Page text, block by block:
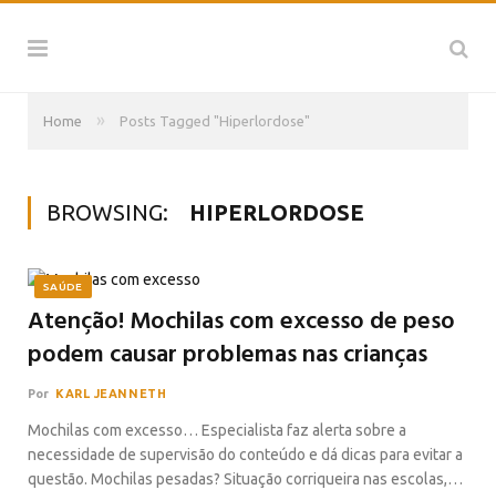
Home » Posts Tagged "Hiperlordose"
BROWSING: HIPERLORDOSE
SAÚDE
Atenção! Mochilas com excesso de peso
podem causar problemas nas crianças
Por KARL JEANNETH
Mochilas com excesso… Especialista faz alerta sobre a
necessidade de supervisão do conteúdo e dá dicas para evitar a
questão. Mochilas pesadas? Situação corriqueira nas escolas,…